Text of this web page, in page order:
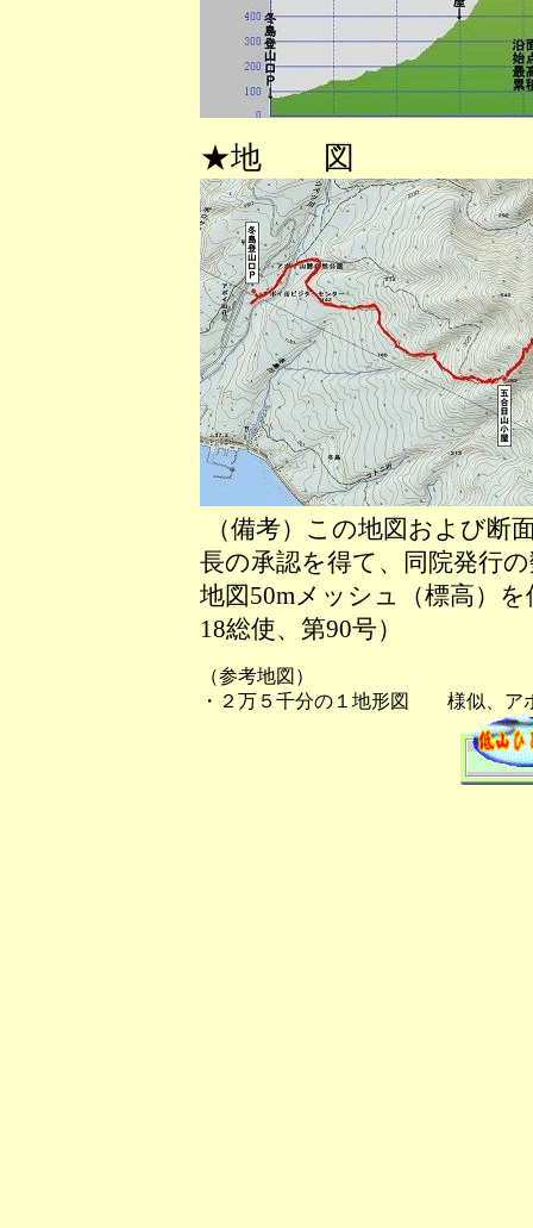
★地 図
（備考）この地図および断
長の承認を得て、同院発行
地図50mメッシュ（標高）
18総使、第90号）
（参考地図）
・２万５千分の１地形図 様似、ア